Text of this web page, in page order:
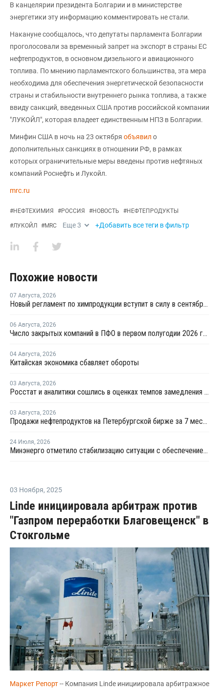
В канцелярии президента Болгарии и в министерстве
энергетики эту информацию комментировать не стали.
Накануне сообщалось, что депутаты парламента Болгарии
проголосовали за временный запрет на экспорт в страны ЕС
нефтепродуктов, в основном дизельного и авиационного
топлива. По мнению парламентского большинства, эта мера
необходима для обеспечения энергетической безопасности
страны и стабильности внутреннего рынка топлива, а также
ввиду санкций, введенных США против российской компании
"ЛУКОЙЛ", которая владеет единственным НПЗ в Болгарии.
Минфин США в ночь на 23 октября объявил о
дополнительных санкциях в отношении РФ, в рамках
которых ограничительные меры введены против нефтяных
компаний Роснефть и Лукойл.
mrc.ru
#НЕФТЕХИМИЯ #РОССИЯ #НОВОСТЬ #НЕФТЕПРОДУКТЫ
#ЛУКОЙЛ #MRC Еще3 +Добавить все теги в фильтр
Похожие новости
07 Августа, 2026
Новый регламент по химпродукции вступит в силу в сентябре 2027 года
06 Августа, 2026
Число закрытых компаний в ПФО в первом полугодии 2026 года вдвое превысило число новых
04 Августа, 2026
Китайская экономика сбавляет обороты
03 Августа, 2026
Росстат и аналитики сошлись в оценках темпов замедления экономики
03 Августа, 2026
Продажи нефтепродуктов на Петербургской бирже за 7 месяцев снизились на 11,2%, в июле – на 35,6%
24 Июля, 2026
Минэнерго отметило стабилизацию ситуации с обеспечением топливом в ряде регионов
03 Ноября, 2025
Linde инициировала арбитраж против
"Газпром переработки Благовещенск" в
Стокгольме
Маркет Репорт-- Компания Linde инициировала арбитражное